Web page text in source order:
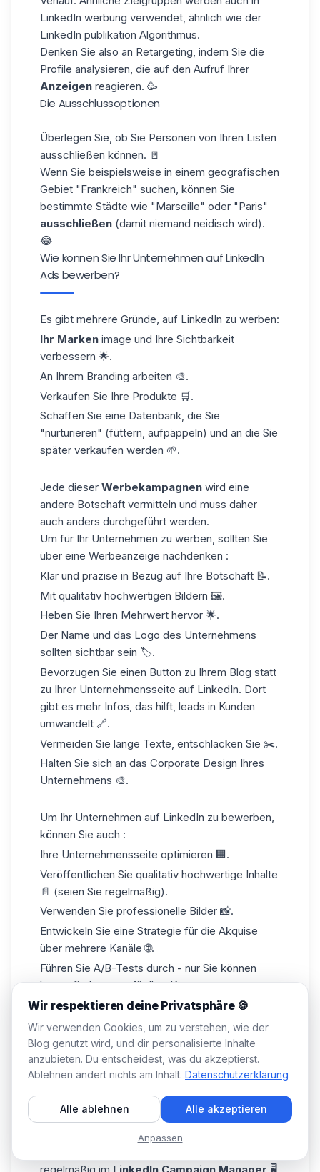
LinkedIn werbung verwendet, ähnlich wie der
LinkedIn publikation Algorithmus.
Denken Sie also an Retargeting, indem Sie die
Profile analysieren, die auf den Aufruf Ihrer
Anzeigen reagieren. 🥳
Die Ausschlussoptionen
Überlegen Sie, ob Sie Personen von Ihren Listen
ausschließen können. 🚪
Wenn Sie beispielsweise in einem geografischen
Gebiet "Frankreich" suchen, können Sie
bestimmte Städte wie "Marseille" oder "Paris"
ausschließen (damit niemand neidisch wird).
😂
Wie können Sie Ihr Unternehmen auf LinkedIn
Ads bewerben?
Es gibt mehrere Gründe, auf LinkedIn zu werben:
Ihr Marken image und Ihre Sichtbarkeit
verbessern 🌟.
An Ihrem Branding arbeiten 🎨.
Verkaufen Sie Ihre Produkte 🛒.
Schaffen Sie eine Datenbank, die Sie
"nurturieren" (füttern, aufpäppeln) und an die Sie
später verkaufen werden 🌱.
Jede dieser Werbekampagnen wird eine
andere Botschaft vermitteln und muss daher
auch anders durchgeführt werden.
Um für Ihr Unternehmen zu werben, sollten Sie
über eine Werbeanzeige nachdenken :
Klar und präzise in Bezug auf Ihre Botschaft 📝.
Mit qualitativ hochwertigen Bildern 🖼️.
Heben Sie Ihren Mehrwert hervor 🌟.
Der Name und das Logo des Unternehmens
sollten sichtbar sein 🏷️.
Bevorzugen Sie einen Button zu Ihrem Blog statt
zu Ihrer Unternehmensseite auf LinkedIn. Dort
gibt es mehr Infos, das hilft, leads in Kunden
umwandelt 🔗.
Vermeiden Sie lange Texte, entschlacken Sie ✂️.
Halten Sie sich an das Corporate Design Ihres
Unternehmens 🎨.
Um Ihr Unternehmen auf LinkedIn zu bewerben,
können Sie auch :
Ihre Unternehmensseite optimieren 🏢.
Veröffentlichen Sie qualitativ hochwertige Inhalte
📄 (seien Sie regelmäßig).
Verwenden Sie professionelle Bilder 📸.
Entwickeln Sie eine Strategie für die Akquise
über mehrere Kanäle🌐.
Führen Sie A/B-Tests durch - nur Sie können
herausfinden, was für Ihre Kampagnen am
besten funktioniert 🧪.
Wie können Sie Ihre LinkedIn Ads optimieren?
Auch wenn der LinkedIn-Algorithmus gut
funktioniert, reicht es nicht, ihn einfach laufen zu
lassen und nichts zu tun . Eigentlich können Sie
das schon, aber Sie riskieren, dass Sie Ihre
Leistung nicht maximieren 📉.
regelmäßig im LinkedIn Campaign Manager 🖥️
Wir respektieren deine Privatsphäre 🍪
Wir verwenden Cookies, um zu verstehen, wie der
Blog genutzt wird, und dir personalisierte Inhalte
anzubieten. Du entscheidest, was du akzeptierst.
Ablehnen ändert nichts am Inhalt. Datenschutzerklärung
Alle ablehnen Alle akzeptieren
Anpassen